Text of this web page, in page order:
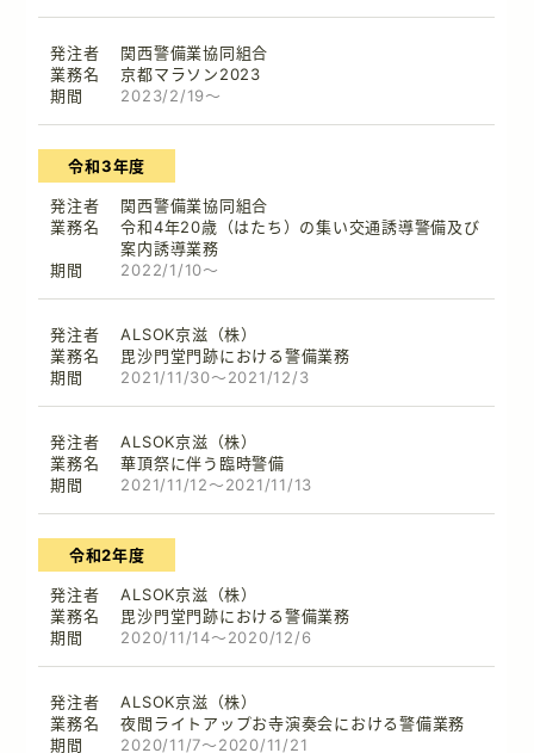
関西警備業協同組合
京都マラソン2023
2023/2/19～
令和3年度
関西警備業協同組合
令和4年20歳（はたち）の集い交通誘導警備及び
案内誘導業務
2022/1/10～
ALSOK京滋（株）
毘沙門堂門跡における警備業務
2021/11/30～2021/12/3
ALSOK京滋（株）
華頂祭に伴う臨時警備
2021/11/12～2021/11/13
令和2年度
ALSOK京滋（株）
毘沙門堂門跡における警備業務
2020/11/14～2020/12/6
ALSOK京滋（株）
夜間ライトアップお寺演奏会における警備業務
2020/11/7～2020/11/21